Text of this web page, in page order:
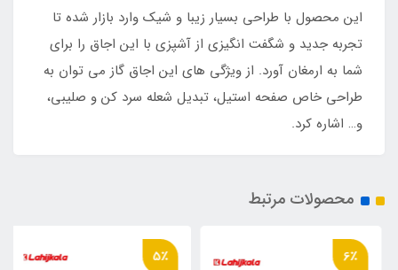
این محصول با طراحی بسیار زیبا و شیک وارد بازار شده تا
تجربه جدید و شگفت انگیزی از آشپزی با این اجاق را برای
شما به ارمغان آورد. از ویژگی های این اجاق گاز می توان به
طراحی خاص صفحه استیل، تبدیل شعله سرد کن و صلیبی،
و… اشاره کرد.
محصولات مرتبط
6٪ 5٪